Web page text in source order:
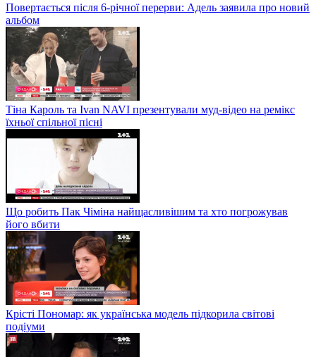
Повертається після 6-річної перерви: Адель заявила про новий
альбом
Тіна Кароль та Ivan NAVI презентували муд-відео на ремікс
їхньої спільної пісні
Що робить Пак Чіміна найщасливішим та хто погрожував
його вбити
Крісті Пономар: як українська модель підкорила світові
подіуми